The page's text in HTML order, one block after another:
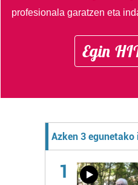
profesionala garatzen eta
Egin
Azken 3
1